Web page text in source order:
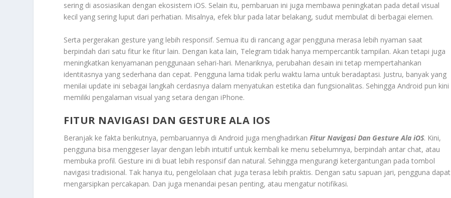
sering di asosiasikan dengan ekosistem iOS. Selain itu, pembaruan ini juga membawa peningkatan pada detail visual
kecil yang sering luput dari perhatian. Misalnya, efek blur pada latar belakang, sudut membulat di berbagai elemen.
Serta pergerakan gesture yang lebih responsif. Semua itu di rancang agar pengguna merasa lebih nyaman saat
berpindah dari satu fitur ke fitur lain. Dengan kata lain, Telegram tidak hanya mempercantik tampilan. Akan tetapi juga
meningkatkan kenyamanan penggunaan sehari-hari. Menariknya, perubahan desain ini tetap mempertahankan
identitasnya yang sederhana dan cepat. Pengguna lama tidak perlu waktu lama untuk beradaptasi. Justru, banyak yang
menilai update ini sebagai langkah cerdasnya dalam menyatukan estetika dan fungsionalitas. Sehingga Android pun kini
memiliki pengalaman visual yang setara dengan iPhone.
FITUR NAVIGASI DAN GESTURE ALA IOS
Beranjak ke fakta berikutnya, pembaruannya di Android juga menghadirkanFitur Navigasi Dan Gesture Ala iOS. Kini,
pengguna bisa menggeser layar dengan lebih intuitif untuk kembali ke menu sebelumnya, berpindah antar chat, atau
membuka profil. Gesture ini di buat lebih responsif dan natural. Sehingga mengurangi ketergantungan pada tombol
navigasi tradisional. Tak hanya itu, pengelolaan chat juga terasa lebih praktis. Dengan satu sapuan jari, pengguna dapat
mengarsipkan percakapan. Dan juga menandai pesan penting, atau mengatur notifikasi.